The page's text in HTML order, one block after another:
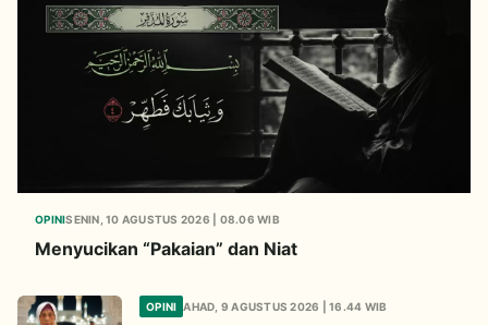
OPINISENIN, 10 AGUSTUS 2026 | 08.06 WIB
Menyucikan “Pakaian” dan Niat
OPINI AHAD, 9 AGUSTUS 2026 | 16.44 WIB